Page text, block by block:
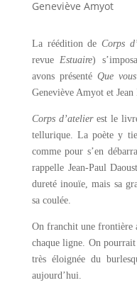
Geneviève Amyot
La réédition deCorps
revueEstuaire)
avons présenté Que
Geneviève Amyot et Jean
Corps d’atelierest le
tellurique. La poète y
comme pour s’en
rappelle Jean-Paul
dureté inouïe, mais sa
sa coulée.
On franchit une frontière
chaque ligne. On
très éloignée du
aujourd’hui.